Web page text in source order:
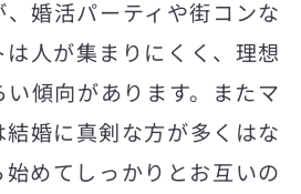
婚活パーティや街コンな
人が集まりにくく、理想
傾向があります。またマ
婚に真剣な方が多くはな
めてしっかりとお互いの